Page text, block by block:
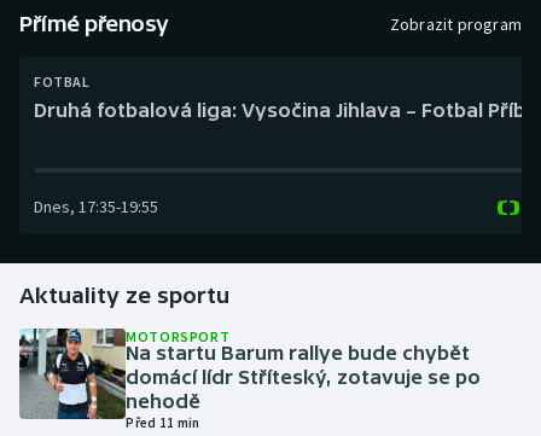
Box
Golf
Gymnastika
Házená
Přímé přenosy Zobrazit program
FOTBAL
Druhá fotbalová liga: Vysočina Jihlava – Fotbal
Dnes, 17:35-19:55
Aktuality ze sportu
MOTORSPORT
Na startu Barum rallye bude chybět
domácí lídr Stříteský, zotavuje se po
nehodě
Před 11 min